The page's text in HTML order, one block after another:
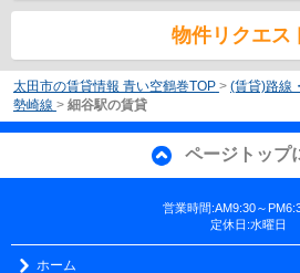
物件リクエス
太田市の賃貸情報 青い空鶴巻TOP > (賃貸)路線
勢崎線 > 細谷駅の賃貸
ページトップ
営業時間:AM9:30～
定休日:水曜日
ホーム